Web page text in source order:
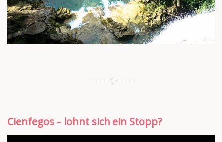
Cienfegos – lohnt sich ein Stopp?